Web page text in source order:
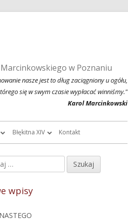
w Poznaniu
nasze jest to dług zaciągniony u ogółu,
się w swym czasie wypłacać winniśmy."
Karol Marcinkowski
Błękitna XIV
Historia Błękitnej XIV i jej tradycje
Błękitna XIV w latach 1999 – 2004
Jednodniówka z okazji 80-lecia
Kontakt
wpisy